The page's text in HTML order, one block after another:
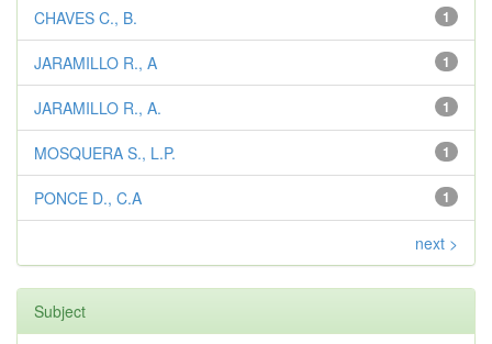
1
CHAVES C., B.
1
JARAMILLO R., A
1
JARAMILLO R., A.
1
MOSQUERA S., L.P.
1
PONCE D., C.A
next >
Subject